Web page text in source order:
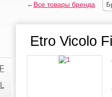
←Все товары бренда
Etro Vicolo
F
L